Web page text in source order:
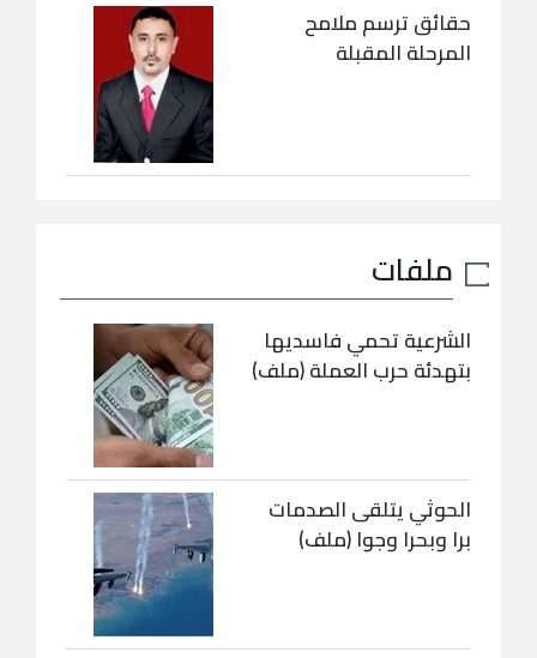
حقائق ترسم ملامح
المرحلة المقبلة
ملفات
الشرعية تحمي فاسديها
بتهدئة حرب العملة (ملف)
الحوثي يتلقى الصدمات
برا وبحرا وجوا (ملف)